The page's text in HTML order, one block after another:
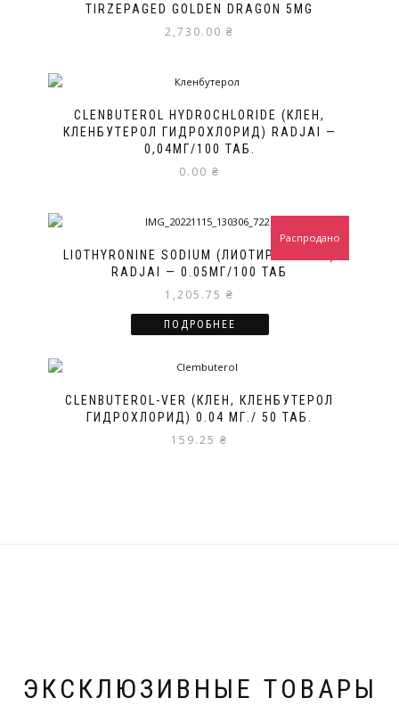
TIRZEPAGED GOLDEN DRAGON 5MG
2,730.00 ₴
CLENBUTEROL HYDROCHLORIDE (КЛЕН,
КЛЕНБУТЕРОЛ ГИДРОХЛОРИД) RADJAI —
0,04МГ/100 ТАБ.
0.00 ₴
LIOTHYRONINE SODIUM (ЛИОТИРОНИН Т3)
RADJAI — 0.05МГ/100 ТАБ
1,205.75 ₴
Распродано
ПОДРОБНЕЕ
CLENBUTEROL-VER (КЛЕН, КЛЕНБУТЕРОЛ
ГИДРОХЛОРИД) 0.04 МГ./ 50 ТАБ.
159.25 ₴
ЭКСКЛЮЗИВНЫЕ ТОВАРЫ